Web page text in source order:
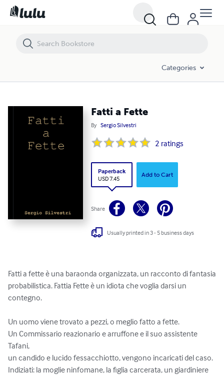
Categories
Fatti a Fette
By Sergio Silvestri
2 ratings
Paperback
USD 7.45
Add to Cart
Share
Usually printed in 3 - 5 business days
Fatti a fette è una baraonda organizzata, un racconto di fantasia
probabilistica. Fattia Fette è un idiota che voglia darsi un
contegno.
Un uomo viene trovato a pezzi, o meglio fatto a fette.
Un Commissario reazionario e arruffone e il suo assistente
Tafani,
un candido e lucido fessacchiotto, vengono incaricati del caso.
Indiziati: la moglie ninfomane, la figlia carcerata, un giardiniere
Fatti a Fette